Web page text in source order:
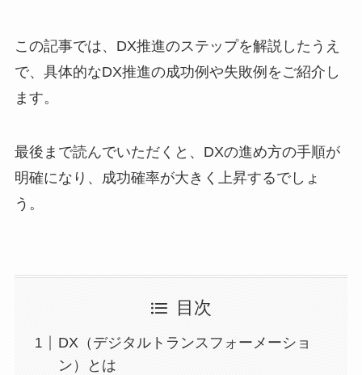
この記事では、DX推進のステップを解説したうえ
で、具体的なDX推進の成功例や失敗例をご紹介し
ます。
最後まで読んでいただくと、DXの進め方の手順が
明確になり、成功確率が大きく上昇するでしょ
う。
目次
DX（デジタルトランスフォーメーショ
ン）とは